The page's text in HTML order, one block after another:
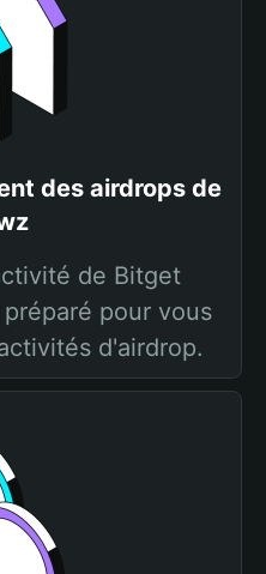
des airdrops de
de Bitget
pour vous
d'airdrop.